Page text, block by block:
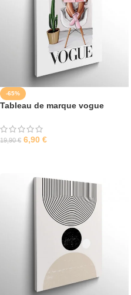
-65%
Tableau de marque vogue
19,90€ 6,90 €